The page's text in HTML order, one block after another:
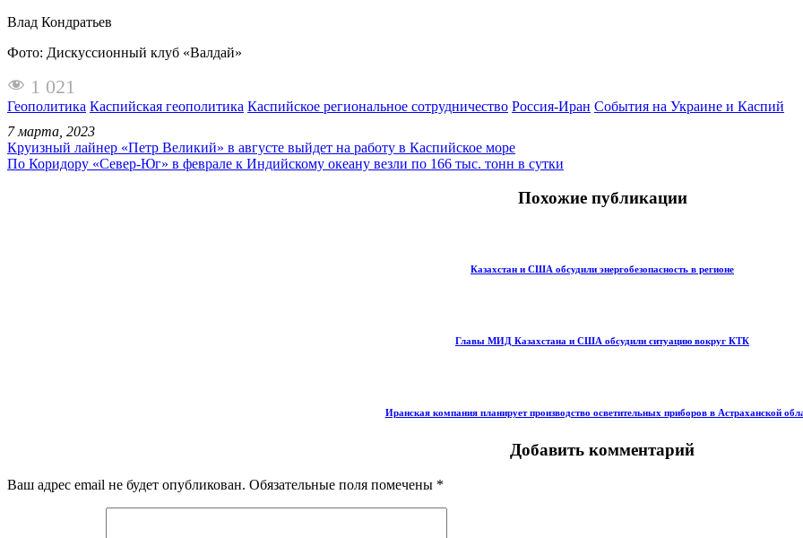
Влад Кондратьев
Фото: Дискуссионный клуб «Валдай»
1 021
Геополитика Каспийская геополитика Каспийское региональное сотрудничество Россия-Иран События на Украине и Каспий
7 марта, 2023
Круизный лайнер «Петр Великий» в августе выйдет на работу в Каспийское море
По Коридору «Север-Юг» в феврале к Индийскому океану везли по 166 тыс. тонн в сутки
Похожие публикации
Казахстан и США обсудили энергобезопасность в регионе
Главы МИД Казахстана и США обсудили ситуацию вокруг КТК
Иранская компания планирует производство осветительных приборов в Астраханской
Добавить комментарий
Ваш адрес email не будет опубликован. Обязательные поля помечены *